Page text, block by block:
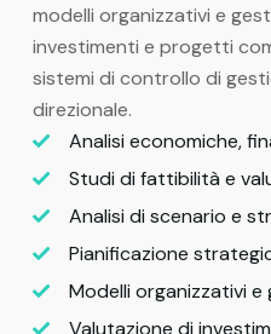
modelli organizzativi e
investimenti e progetti
sistemi di controllo di
direzionale.
Analisi economiche,
Studi di fattibilità e
Analisi di scenario e
Pianificazione
Modelli organizzativi e
Valutazione di